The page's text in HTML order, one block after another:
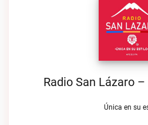
Radio San Lázaro
Única en su